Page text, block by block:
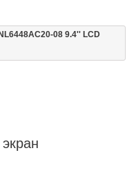
NL6448AC20-08 9.4'' LCD